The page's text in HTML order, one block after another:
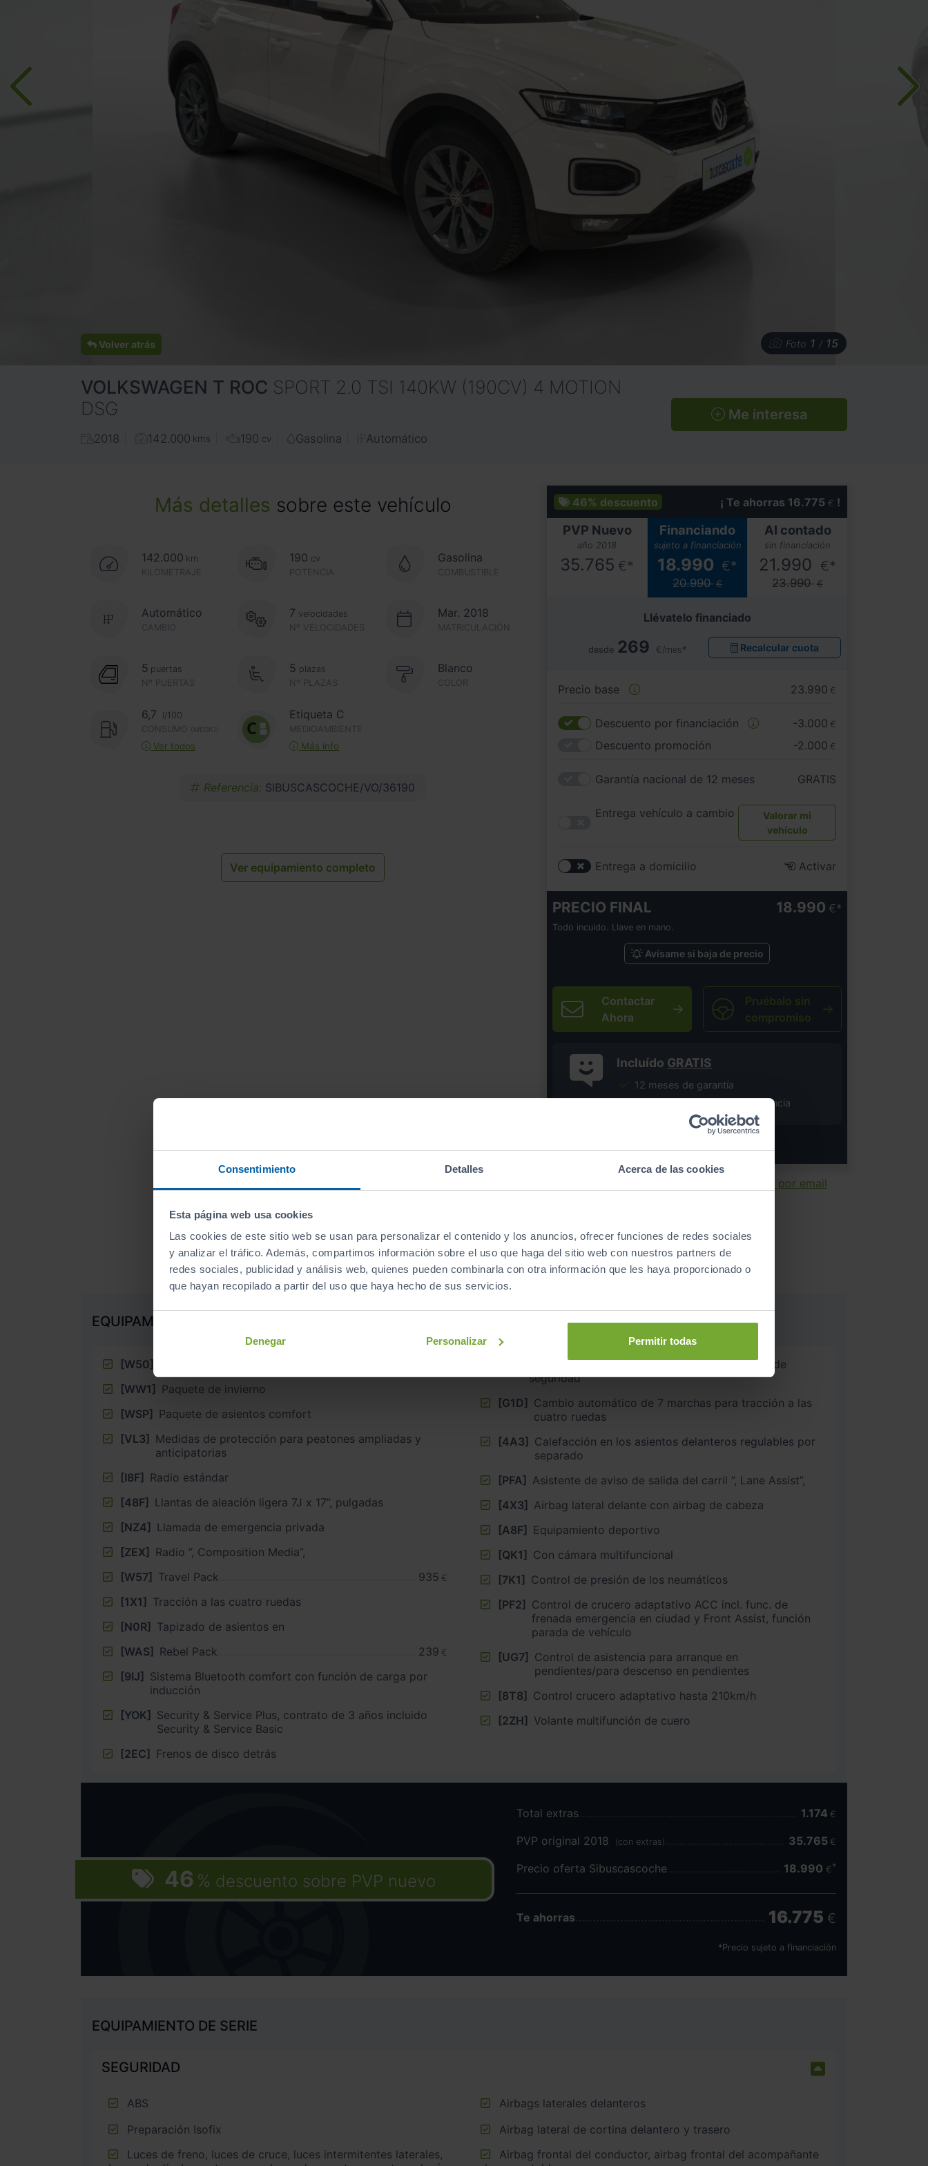
Consentimiento Detalles Acerca de las cookies
Esta página web usa cookies
Las cookies de este sitio web se usan para personalizar el contenido y los anuncios, ofrecer funciones de redes sociales
y analizar el tráfico. Además, compartimos información sobre el uso que haga del sitio web con nuestros partners de
redes sociales, publicidad y análisis web, quienes pueden combinarla con otra información que les haya proporcionado o
que hayan recopilado a partir del uso que haya hecho de sus servicios.
Denegar Personalizar Permitir todas
Volver atrás Foto 1 / 15
VOLKSWAGEN T ROC SPORT 2.0 TSI 140KW (190CV) 4 MOTION
DSG
2018 142.000 kms 190 cv Gasolina Automático
Me interesa
Más detalles sobre este vehículo
142.000 km
KILOMETRAJE
190 cv
POTENCIA
Gasolina
COMBUSTIBLE
CAMBIO
Automático
Nº VELOCIDADES
7 velocidades Mar. 2018
MATRICULACIÓN
Nº PUERTAS
5 puertas
Nº PLAZAS
5 plazas Blanco
COLOR
6,7
l/100
CONSUMO
(MEDIO)
Ver todos
Etiqueta C
MEDIOAMBIENTE
Más info
Referencia: SIBUSCASCOCHE/VO/36190
Ver equipamiento completo
46% descuento ¡ Te ahorras 16.775 € !
PVP Nuevo
año 2018
35.765 €*
Financiando
sujeto a financiación
18.990 €*
20.990 €
Al contado
sin financiación
21.990 €*
23.990 €
Llévatelo financiado
desde 269 €/mes* Recalcular cuota
Precio base 23.990 €
Descuento por financiación -3.000 €
Descuento promoción -2.000 €
Garantía nacional de 12 meses GRATIS
Entrega vehículo a cambio
Valorar mi
vehículo
Entrega a domicilio Activar
PRECIO FINAL 18.990 €
Todo incuido. Llave en mano.
Avísame si baja de precio
Contactar
Ahora
Pruébalo sin
compromiso
Incluído GRATIS
12 meses de garantía
Costes de gestión y transferencia
Enviar por email
Equipamientode este vehículo
EQUIPAMIENTO EXTRA
[W50]
[WW1] Paquete de invierno
[WSP] Paquete de asientos comfort
[VL3] Medidas de protección para peatones ampliadas y
anticipatorias
[I8F] Radio estándar
[48F]
Llantas de aleación ligera 7J x 17”, pulgadas
[NZ4] Llamada de emergencia privada
[ZEX] Radio ”, Composition Media”,
[W57] Travel Pack 935 €
[1X1] Tracción a las cuatro ruedas
[N0R] Tapizado de asientos en
[WAS] Rebel Pack 239 €
[9IJ] Sistema Bluetooth comfort con función de carga por
inducción
[YOK] Security & Service Plus, contrato de 3 años incluido
Security & Service Basic
[2EC] Frenos de disco detrás
Cierre centralizado ”, Keyless-Entry”, sin cierre de
seguridad
[G1D] Cambio automático de 7 marchas para tracción a las
cuatro ruedas
[4A3] Calefacción en los asientos delanteros regulables por
separado
[PFA] Asistente de aviso de salida del carril ”, Lane Assist”,
[4X3] Airbag lateral delante con airbag de cabeza
[A8F] Equipamiento deportivo
[QK1] Con cámara multifuncional
[7K1] Control de presión de los neumáticos
[PF2] Control de crucero adaptativo ACC incl. func. de
frenada emergencia en ciudad y Front Assist, función
parada de vehículo
[UG7] Control de asistencia para arranque en
pendientes/para descenso en pendientes
[8T8] Control crucero adaptativo hasta 210km/h
[2ZH] Volante multifunción de cuero
46 % descuento sobre PVP nuevo
Total extras 1.174 €
PVP original 2018 (con extras) 35.765 €
Precio oferta Sibuscascoche 18.990 €
Te ahorras 16.775 €
*Precio sujeto a financiación
EQUIPAMIENTO DE SERIE
SEGURIDAD
ABS
Preparación Isofix
Airbags laterales delanteros
Airbag lateral de cortina delantero y trasero